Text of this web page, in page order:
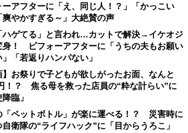
ーアフターに「え、同じ人！？」「かっこい
爽やかすぎる～」大絶賛の声
ハゲてる」と言われ…カットで解決→イケオジ
身！ ビフォーアフターに「うちの夫もお願い
」「若返りハンパない」
】お祭りで子どもが欲しがったお面、なんと
！？ 焦る母を救った店員の“粋な計らい”に
降臨」
「ペットボトル」が楽に運べる！？ 災害時に
衛隊の“ライフハック”に「目からうろこ」